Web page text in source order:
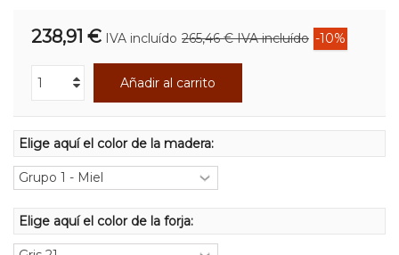
238,91 € IVA incluído 265,46 €IVA incluído -10%
Añadir al carrito
Elige aquí el color de la forja:
Elige aquí el color de la madera: